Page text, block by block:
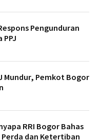
Pengunduran
Mundur, Pemkot Bogor
RRI Bogor Bahas
dan Ketertiban